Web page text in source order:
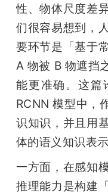
性、物体尺度差
们很容易想到，
要环节是「基于
A 物被 B 物遮挡
能更准确。这篇
RCNN 模型中，
识知识，并且用
体的语义知识表示
一方面，在感知
推理能力是构建